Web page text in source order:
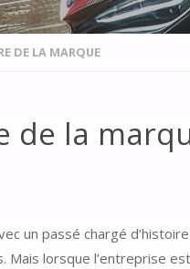
DE LA MARQUE
de la
un passé chargé
Mais lorsque l’entreprise